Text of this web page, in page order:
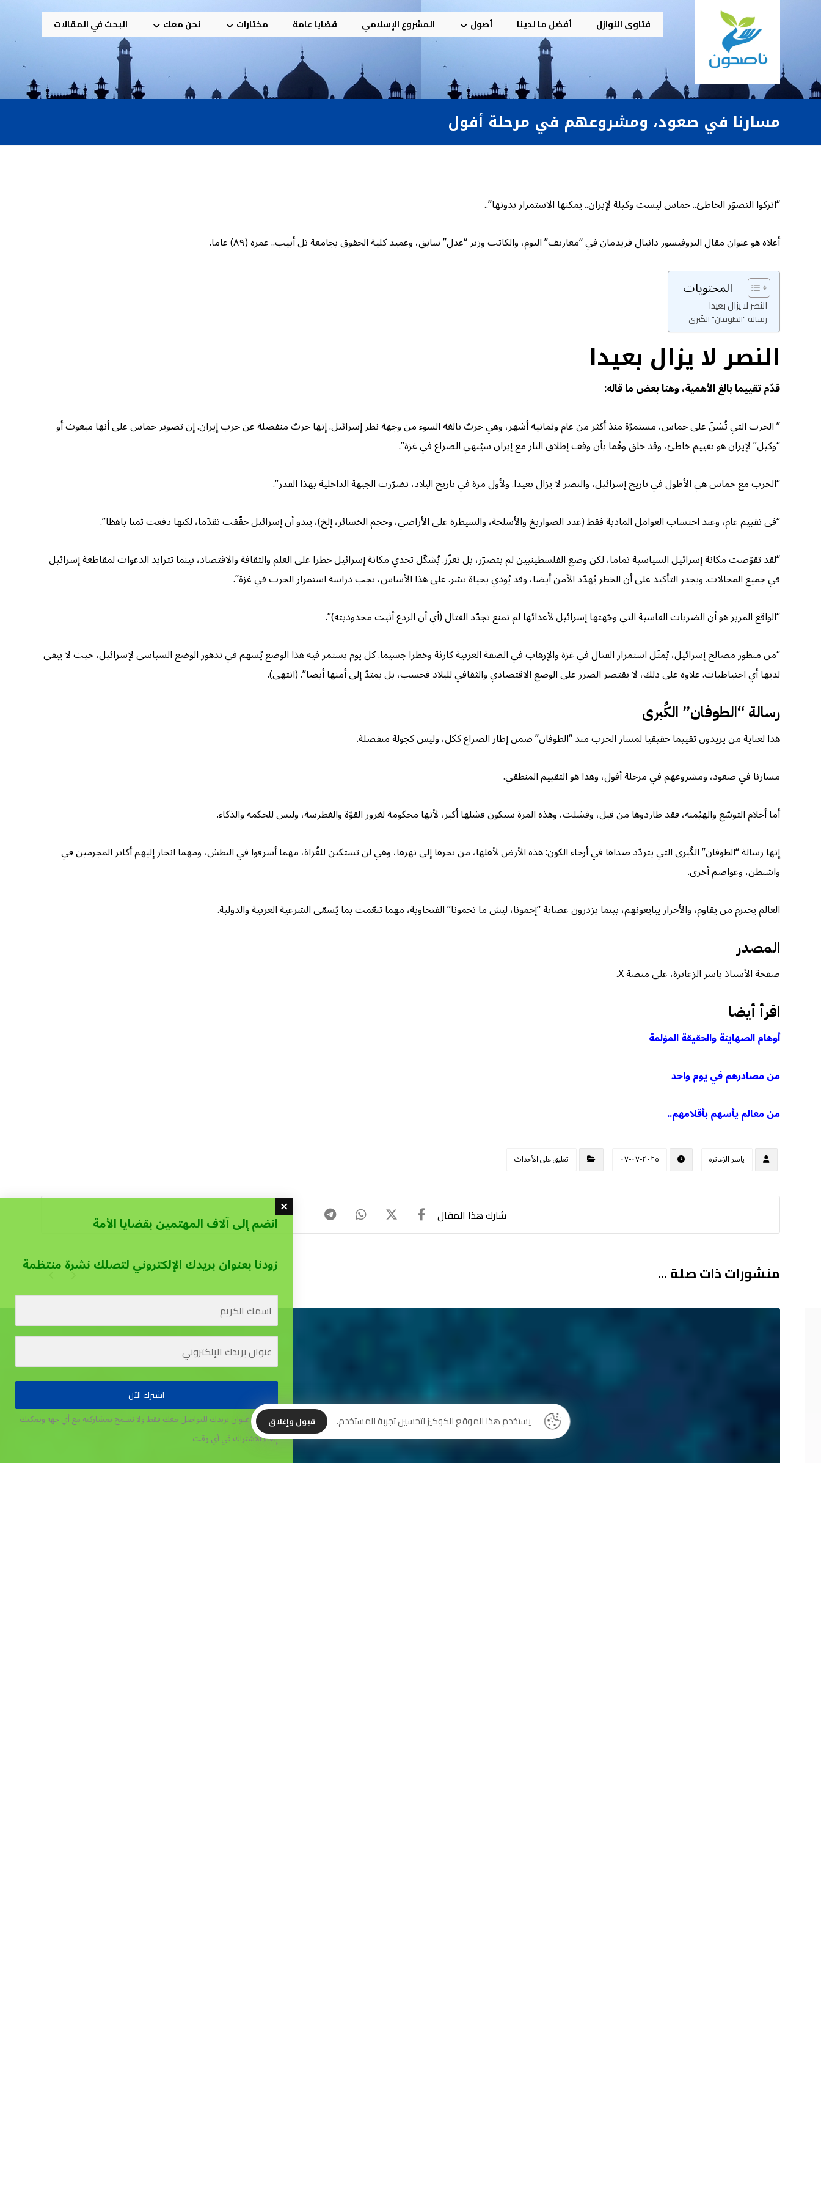
فتاوى النوازل أفضل ما لدينا أصول المشروع الإسلامي قضايا عامة مختارات نحن معك البحث في المقالات
مسارنا في صعود، ومشروعهم في مرحلة أفول
“اتركوا التصوّر الخاطئ.. حماس ليست وكيلة لإيران.. يمكنها الاستمرار بدونها”..
أعلاه هو عنوان مقال البروفيسور دانيال فريدمان في “معاريف” اليوم، والكاتب وزير “عدل” سابق، وعميد كلية الحقوق بجامعة تل أبيب.. عمره (٨٩) عاما.
المحتويات
النصر لا يزال بعيدا
رسالة "الطوفان" الكُبرى
النصر لا يزال بعيدا
قدّم تقييما بالغ الأهمية، وهنا بعض ما قاله:
” الحرب التي تُشنّ على حماس، مستمرّة منذ أكثر من عام وثمانية أشهر، وهي حربٌ بالغة السوء من وجهة نظر إسرائيل. إنها حربٌ منفصلة عن حرب إيران. إن تصوير حماس على أنها مبعوث أو
“وكيل” لإيران هو تقييم خاطئ، وقد خلق وهْما بأن وقف إطلاق النار مع إيران سيُنهي الصراع في غزة”.
“الحرب مع حماس هي الأطول في تاريخ إسرائيل، والنصر لا يزال بعيدا. ولأول مرة في تاريخ البلاد، تضرّرت الجبهة الداخلية بهذا القدر”.
“في تقييم عام، وعند احتساب العوامل المادية فقط (عدد الصواريخ والأسلحة، والسيطرة على الأراضي، وحجم الخسائر، إلخ)، يبدو أن إسرائيل حقّقت تقدّما، لكنها دفعت ثمنا باهظا”.
“لقد تقوّضت مكانة إسرائيل السياسية تماما، لكن وضع الفلسطينيين لم يتضرّر، بل تعزّز. يُشكّل تحدي مكانة إسرائيل خطرا على العلم والثقافة والاقتصاد، بينما تتزايد الدعوات لمقاطعة إسرائيل
في جميع المجالات. ويجدر التأكيد على أن الخطر يُهدّد الأمن أيضا، وقد يُودي بحياة بشر. على هذا الأساس، تجب دراسة استمرار الحرب في غزة”.
“الواقع المرير هو أن الضربات القاسية التي وجّهتها إسرائيل لأعدائها لم تمنع تجدّد القتال (أي أن الردع أثبت محدوديته)”.
“من منظور مصالح إسرائيل، يُمثّل استمرار القتال في غزة والإرهاب في الضفة الغربية كارثة وخطرا جسيما. كل يوم يستمر فيه هذا الوضع يُسهم في تدهور الوضع السياسي لإسرائيل، حيث لا يبقى
لديها أي احتياطيات. علاوة على ذلك، لا يقتصر الضرر على الوضع الاقتصادي والثقافي للبلاد فحسب، بل يمتدّ إلى أمنها أيضا”. (انتهى).
رسالة “الطوفان” الكُبرى
هذا لعناية من يريدون تقييما حقيقيا لمسار الحرب منذ “الطوفان” ضمن إطار الصراع ككل، وليس كجولة منفصلة.
مسارنا في صعود، ومشروعهم في مرحلة أفول، وهذا هو التقييم المنطقي.
أما أحلام التوسّع والهيْمنة، فقد طاردوها من قبل، وفشلت، وهذه المرة سيكون فشلها أكبر، لأنها محكومة لغرور القوّة والغطرسة، وليس للحكمة والذكاء.
إنها رسالة “الطوفان” الكُبرى التي يتردّد صداها في أرجاء الكون: هذه الأرض لأهلها، من بحرها إلى نهرها، وهي لن تستكين للغُزاة، مهما أسرفوا في البطش، ومهما انحاز إليهم أكابر المجرمين في
واشنطن، وعواصم أخرى.
العالم يحترم من يقاوم، والأحرار يبايعونهم، بينما يزدرون عصابة “إحمونا، ليش ما تحمونا” الفتحاوية، مهما تنعّمت بما يُسمّى الشرعية العربية والدولية.
المصدر
صفحة الأستاذ ياسر الزعاترة، على منصة X.
اقرأ أيضا
أوهام الصهاينة والحقيقة المؤلمة
من مصادرهم في يوم واحد
من معالم يأسهم بأقلامهم..
ياسر الزعاترة ٢٠٢٥-٠٧-٠٧ تعليق على الأحداث
منشورات ذات صلة ...
يستخدم هذا الموقع الكوكيز لتحسين تجربة المستخدم. قبول وإغلاق
انضم إلى آلاف المهتمين بقضايا الأمة
زودنا بعنوان بريدك الإلكتروني لتصلك نشرة منتظمة
اشترك الآن
نستخدم عنوان بريدك للتواصل معك فقط ولا نسمح بمشاركته مع أي جهةويمكنك
إلغاء الاشتراك في أي وقت